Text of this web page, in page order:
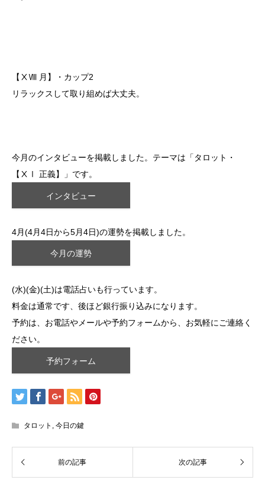
【ⅩⅧ 月】・カップ2
リラックスして取り組めば大丈夫。
今月のインタビューを掲載しました。テーマは「タロット・
【ⅩⅠ 正義】」です。
インタビュー
4月(4月4日から5月4日)の運勢を掲載しました。
今月の運勢
(水)(金)(土)は電話占いも行っています。
料金は通常です、後ほど銀行振り込みになります。
予約は、お電話やメールや予約フォームから、お気軽にご連絡く
ださい。
予約フォーム
タロット 今日の鍵